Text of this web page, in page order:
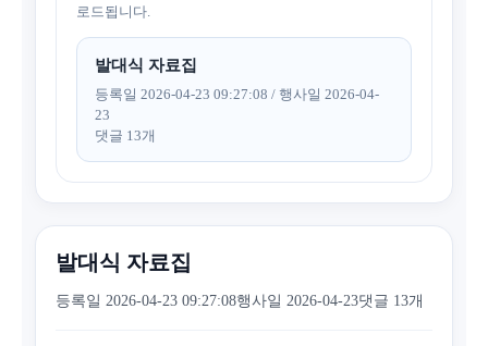
로드됩니다.
발대식 자료집
등록일 2026-04-23 09:27:08 / 행사일 2026-04-
23
댓글 13개
발대식 자료집
등록일 2026-04-23 09:27:08행사일 2026-04-23댓글 13개